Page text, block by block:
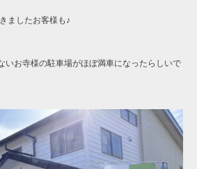
ましたお客様も♪
いお寺様の駐車場がほぼ満車になったらしいで